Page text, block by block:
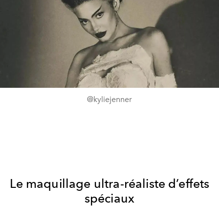
@kyliejenner
Le maquillage ultra-réaliste d’effets
spéciaux